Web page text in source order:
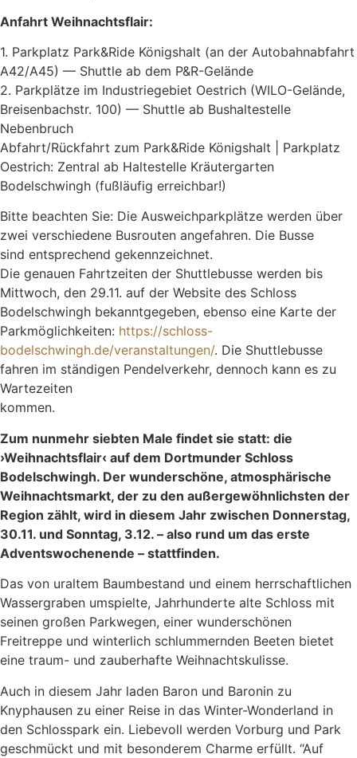
Anfahrt Weihnachtsflair:
1. Parkplatz Park&Ride Königshalt (an der Autobahnabfahrt
A42/A45) — Shuttle ab dem P&R-Gelände
2. Parkplätze im Industriegebiet Oestrich (WILO-Gelände,
Breisenbachstr. 100) — Shuttle ab Bushaltestelle
Nebenbruch
Abfahrt/Rückfahrt zum Park&Ride Königshalt | Parkplatz
Oestrich: Zentral ab Haltestelle Kräutergarten
Bodelschwingh (fußläufig erreichbar!)
Bitte beachten Sie: Die Ausweichparkplätze werden über
zwei verschiedene Busrouten angefahren. Die Busse
sind entsprechend gekennzeichnet.
Die genauen Fahrtzeiten der Shuttlebusse werden bis
Mittwoch, den 29.11. auf der Website des Schloss
Bodelschwingh bekanntgegeben, ebenso eine Karte der
Parkmöglichkeiten: https://schloss-
bodelschwingh.de/veranstaltungen/. Die Shuttlebusse
fahren im ständigen Pendelverkehr, dennoch kann es zu
Wartezeiten
kommen.
Zum nunmehr siebten Male findet sie statt: die
›Weihnachtsflair‹ auf dem Dortmunder Schloss
Bodelschwingh. Der wunderschöne, atmosphärische
Weihnachtsmarkt, der zu den außergewöhnlichsten der
Region zählt, wird in diesem Jahr zwischen Donnerstag,
30.11. und Sonntag, 3.12. – also rund um das erste
Adventswochenende – stattfinden.
Das von uraltem Baumbestand und einem herrschaftlichen
Wassergraben umspielte, Jahrhunderte alte Schloss mit
seinen großen Parkwegen, einer wunderschönen
Freitreppe und winterlich schlummernden Beeten bietet
eine traum- und zauberhafte Weihnachtskulisse.
Auch in diesem Jahr laden Baron und Baronin zu
Knyphausen zu einer Reise in das Winter-Wonderland in
den Schlosspark ein. Liebevoll werden Vorburg und Park
geschmückt und mit besonderem Charme erfüllt. “Auf